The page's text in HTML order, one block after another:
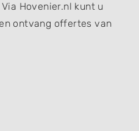
Hovenier.nl kunt u
ontvang offertes van